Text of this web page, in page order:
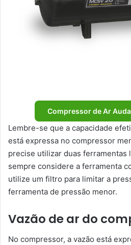
Compressor de Ar
Lembre-se que a capacidade
está expressa no compressor
precise utilizar duas ferramentas
sempre considere a ferramenta
utilize um filtro para limitar a
ferramenta de pressão menor.
Vazão de ar do
No compressor, a vazão está